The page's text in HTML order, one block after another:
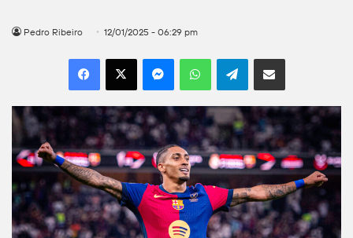
Pedro Ribeiro 12/01/2025 - 06:29 pm
Facebook
X MessengerWhatsAppTelegramCompartilhar por e-mail